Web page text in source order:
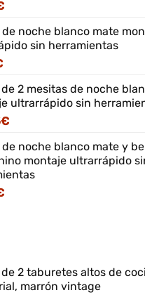
de noche blanco mate
sin herramientas
2 mesitas de noche
ultrarrápido sin
€
de noche blanco mate y
montaje ultrarrápido
2 taburetes altos de
marrón vintage